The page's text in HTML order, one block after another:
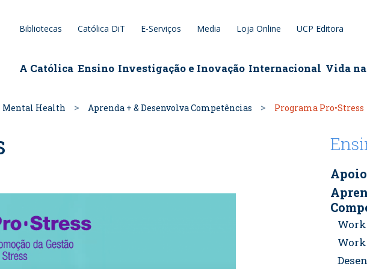
Bibliotecas Católica DiT E-Serviços Media Loja Online UCP Editora
A Católica Ensino Investigação e Inovação Internacional Vida
Mental Health Aprenda + & Desenvolva Competências Programa Pro•Stress